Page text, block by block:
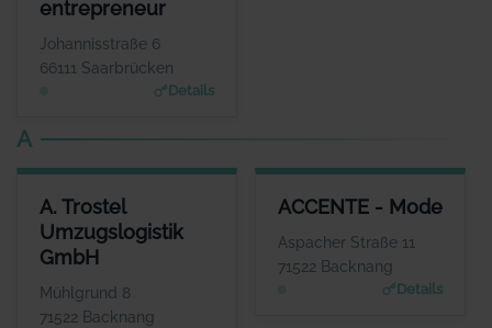
entrepreneur
Johannisstraße 6
66111 Saarbrücken
Details
A
A. Trostel
Umzugslogistik
GmbH
Mühlgrund 8
71522 Backnang
A. TROSTEL UMZUGSLOGISTIK GMBH
ANSPRECHPARTNER
Frau Corinna Trostel
www.trostel.eu
ACCENTE - Mode
Aspacher Straße 11
71522 Backnang
Details
ACCENTE - MODE
Frau Sigrid Göttlich
www.accente-mode.co
m